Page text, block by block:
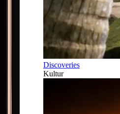
Discoveries
Kultur